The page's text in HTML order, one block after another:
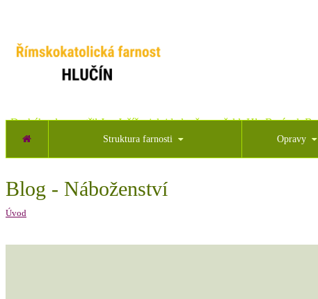
„Druhého dne spatřil Jan Ježíše, jak jde k němu a řekl: Hle Beránek
Struktura farnosti Opravy
Blog - Náboženství
Úvod